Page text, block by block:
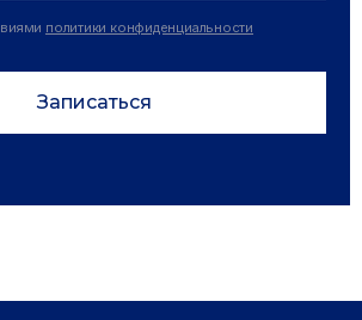
политики конфиденциальности
Записаться